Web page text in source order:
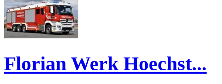
Florian Werk Hoechst...